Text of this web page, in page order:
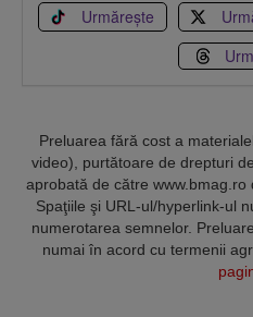
Urmărește
Preluarea fără cost a
video), purtătoare de drepturi
aprobată de către www.bmag.ro
Spaţiile şi URL-ul/hyperlink-ul
numerotarea semnelor.
numai în acord cu termenii